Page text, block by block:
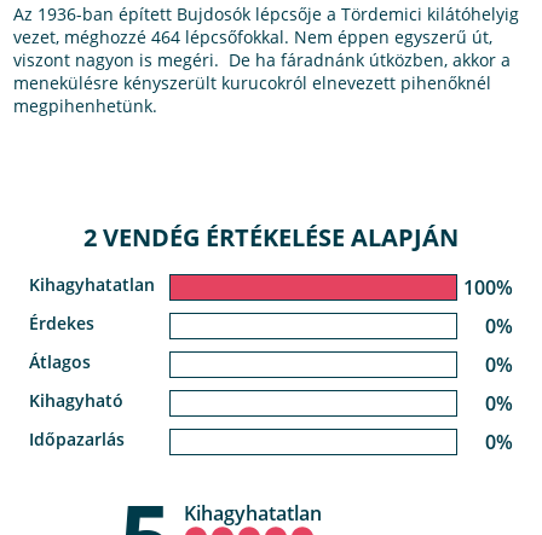
Az 1936-ban épített Bujdosók lépcsője a Tördemici kilátóhelyig
vezet, méghozzé 464 lépcsőfokkal. Nem éppen egyszerű út,
viszont nagyon is megéri. De ha fáradnánk útközben, akkor a
menekülésre kényszerült kurucokról elnevezett pihenőknél
megpihenhetünk.
2 VENDÉG ÉRTÉKELÉSE ALAPJÁN
Kihagyhatatlan 100%
Érdekes 0%
Átlagos 0%
Kihagyható 0%
Időpazarlás 0%
Kihagyhatatlan